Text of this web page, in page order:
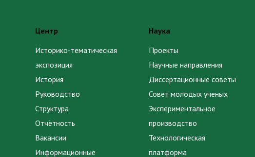
Центр
Историко-тематическая
экспозиция
История
Руководство
Структура
Отчётность
Вакансии
Информационные
Наука
Проекты
Научные направления
Диссертационные советы
Совет молодых ученых
Экспериментальное
производство
Технологическая
платформа